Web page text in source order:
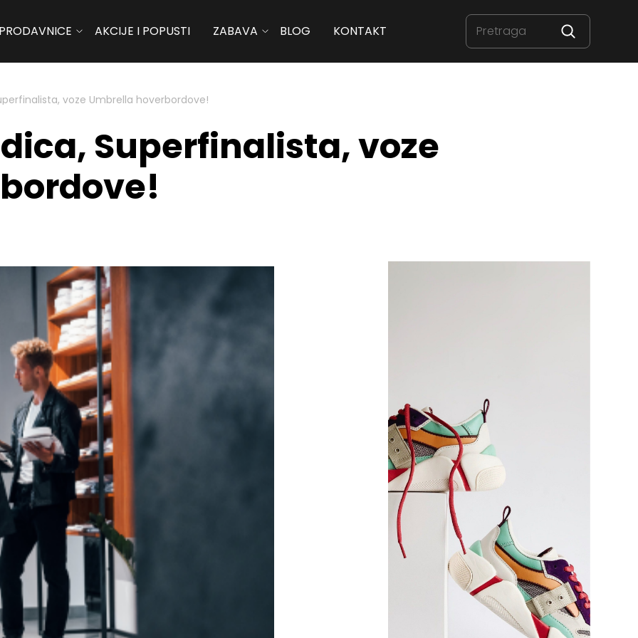
AKCIJE I POPUSTI ZABAVA BLOG KONTAKT
voze Umbrella hoverbordove!
Superfinalista, voze